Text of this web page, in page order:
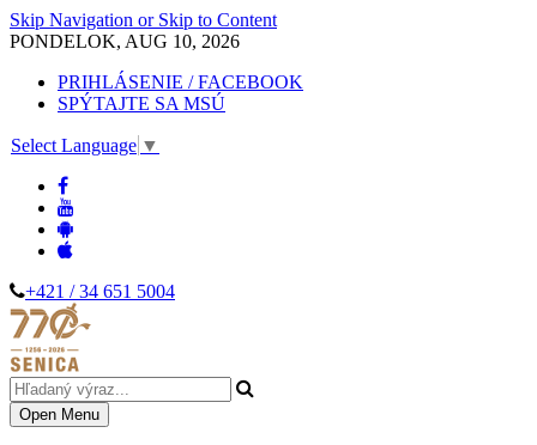
Skip Navigation or Skip to Content
PONDELOK, AUG 10, 2026
PRIHLÁSENIE / FACEBOOK
SPÝTAJTE SA MSÚ
Select Language ▼
+421 / 34 651 5004
Open Menu